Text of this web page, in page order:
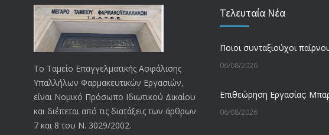
Το Ταμείο Επαγγελματικής Ασφάλισης
Υπαλλήλων Φαρμακευτικών Εργασιών,
είναι Νομικό Πρόσωπο Ιδιωτικού Δικαίου
και διέπεται από τις διατάξεις των άρθρων
7 και 8 του Ν. 3029/2002.
Τελευταία Νέα
06/08/2026
06/08/2026